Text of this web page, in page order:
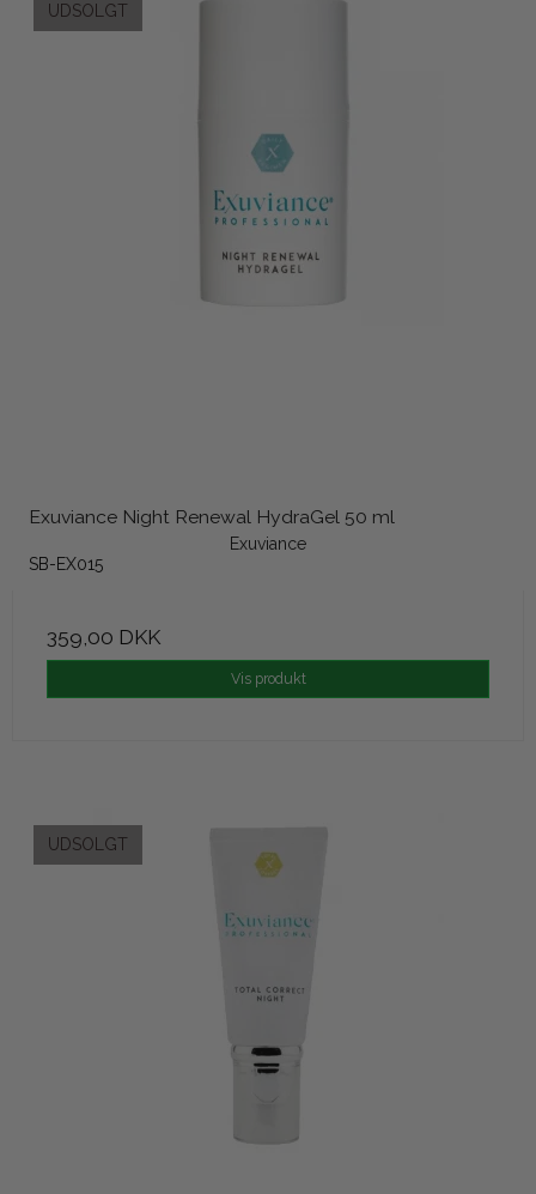
UDSOLGT
Exuviance Night Renewal HydraGel 50 ml
Exuviance
SB-EX015
359,00 DKK
Vis produkt
UDSOLGT